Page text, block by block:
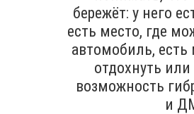
бережёт: у него
есть место, где
автомобиль,
отдохнуть
возможность
и